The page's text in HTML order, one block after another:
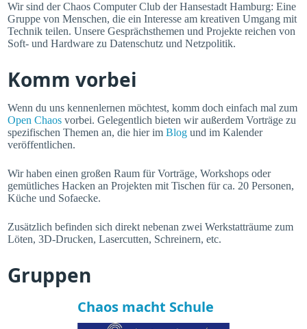
Wir sind der Chaos Computer Club der Hansestadt Hamburg: Eine
Gruppe von Menschen, die ein Interesse am kreativen Umgang mit
Technik teilen. Unsere Gesprächsthemen und Projekte reichen von
Soft- und Hardware zu Datenschutz und Netzpolitik.
Komm vorbei
Wenn du uns kennenlernen möchtest, komm doch einfach mal zum
Open Chaos vorbei. Gelegentlich bieten wir außerdem Vorträge zu
spezifischen Themen an, die hier imBlog und im Kalender
veröffentlichen.
Wir haben einen großen Raum für Vorträge, Workshops oder
gemütliches Hacken an Projekten mit Tischen für ca. 20 Personen,
Küche und Sofaecke.
Zusätzlich befinden sich direkt nebenan zwei Werkstatträume zum
Löten, 3D-Drucken, Lasercutten, Schreinern, etc.
Gruppen
Chaos macht Schule